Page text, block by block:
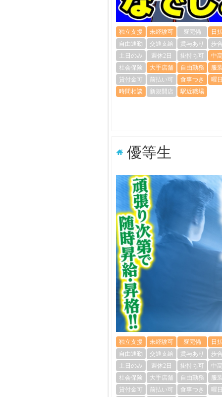
独立支援 未経験可 寮完備
日
自由通勤
交通支給 賞与あり
歩
土日のみ
週休2日 掛持ち可
中
社会保険
大手店舗 自由勤務
服
貸付金可
前払い可 食事つき
曜
時間相談
新規開店 駅近職場
優等生
独立支援 未経験可 寮完備
日
自由通勤
交通支給 賞与あり
歩
土日のみ
週休2日 掛持ち可
中
社会保険
大手店舗 自由勤務
服
貸付金可
前払い可 食事つき
曜